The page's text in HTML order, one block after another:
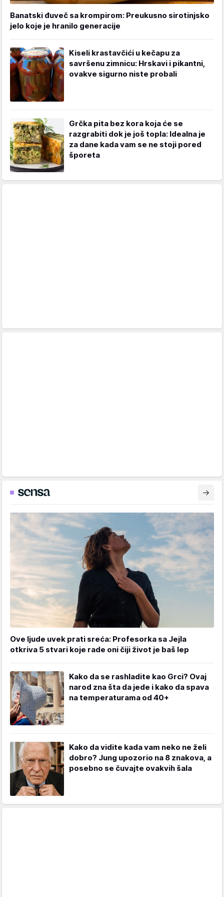
Banatski đuveč sa krompirom: Preukusno sirotinjsko
jelo koje je hranilo generacije
Kiseli krastavčići u kečapu za
savršenu zimnicu: Hrskavi i pikantni,
ovakve sigurno niste probali
Grčka pita bez kora koja će se
razgrabiti dok je još topla: Idealna je
za dane kada vam se ne stoji pored
šporeta
Ove ljude uvek prati sreća: Profesorka sa Jejla
otkriva 5 stvari koje rade oni čiji život je baš lep
Kako da se rashladite kao Grci? Ovaj
narod zna šta da jede i kako da spava
na temperaturama od 40+
Kako da vidite kada vam neko ne želi
dobro? Jung upozorio na 8 znakova, a
posebno se čuvajte ovakvih šala